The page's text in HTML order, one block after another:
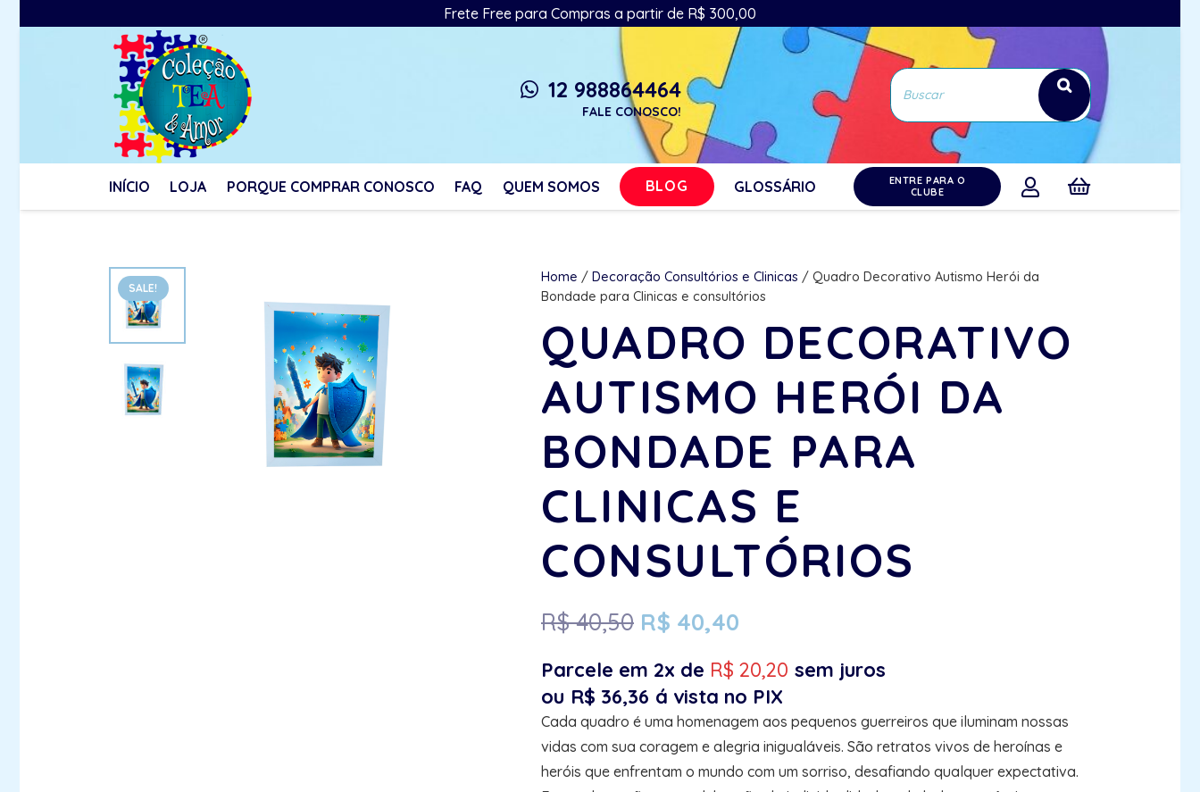
Frete Free para Compras a partir de R$ 300,00
whatsapp 12 988864464
FALE CONOSCO!
INÍCIO LOJA PORQUE COMPRAR CONOSCO FAQ QUEM SOMOS BLOG GLOSSÁRIO
ENTRE PARA O
CLUBE
SALE!
Home / Decoração Consultórios e Clinicas / Quadro Decorativo Autismo Herói da
Bondade para Clinicas e consultórios
QUADRO DECORATIVO
AUTISMO HERÓI DA
BONDADE PARA
CLINICAS E
CONSULTÓRIOS
R$40,50 R$ 40,40
Parcele em 2x de R$ 20,20 sem juros
ou R$ 36,36 á vista no PIX
Cada quadro é uma homenagem aos pequenos guerreiros que iluminam nossas
vidas com sua coragem e alegria inigualáveis. São retratos vivos de heroínas e
heróis que enfrentam o mundo com um sorriso, desafiando qualquer expectativa.